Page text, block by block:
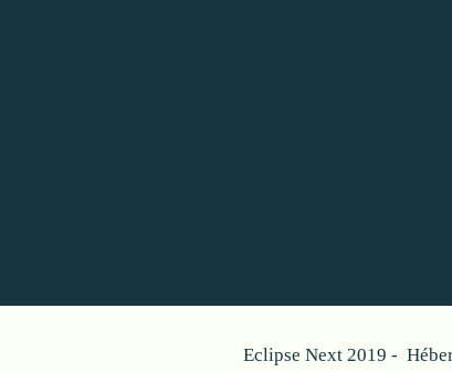
Eclipse Next 2019 -